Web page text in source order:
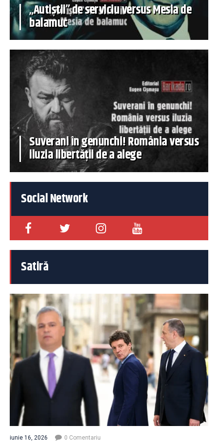
„Autiștii” de serviciu versus Mesia de
balamuc
Suverani în genunchi! România versus
iluzia libertății de a alege
Social Network
Satiră
iunie 16, 2026 0 Comentariu